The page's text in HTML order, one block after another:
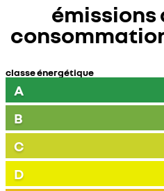
émissions
classe énergétique
A
B
C
D